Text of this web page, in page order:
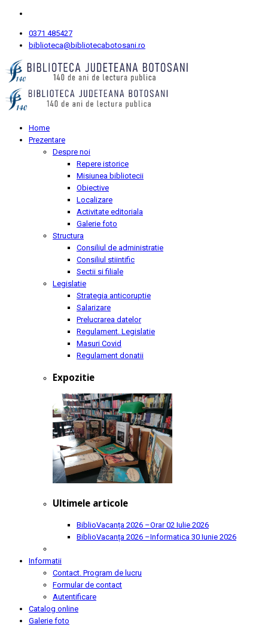
0371 485427
biblioteca@bibliotecabotosani.ro
Home
Prezentare
Despre noi
Repere istorice
Misiunea bibliotecii
Obiective
Localizare
Activitate editoriala
Galerie foto
Structura
Consiliul de administratie
Consiliul stiintific
Sectii si filiale
Legislatie
Strategia anticoruptie
Salarizare
Prelucrarea datelor
Regulament. Legislatie
Masuri Covid
Regulament donatii
Expozitie
Ultimele articole
BiblioVacanța 2026 –Orar02 Iulie 2026
BiblioVacanța 2026 –Informatica 30 Iunie 2026
Informatii
Contact. Program de lucru
Formular de contact
Autentificare
Catalog online
Galerie foto